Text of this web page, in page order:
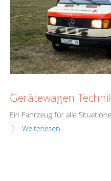
Gerätewagen
Ein Fahrzeug für alle
Weiterlesen